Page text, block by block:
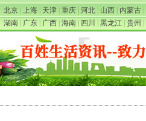
北京 上海 天津 重庆 河北 山西 内蒙古
湖南
广东 广西 海南 四川 黑龙江 贵州